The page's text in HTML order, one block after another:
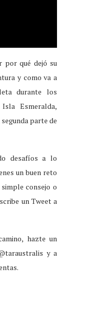
por qué dejó su
y como va a
durante los
Esmeralda,
parte de
desafíos a lo
un buen reto
consejo o
un Tweet a
hazte un
y a